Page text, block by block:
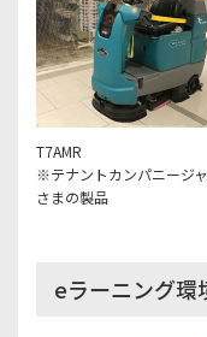
T7AMR
※テナントカンパニージ
さまの製品
eラーニング環